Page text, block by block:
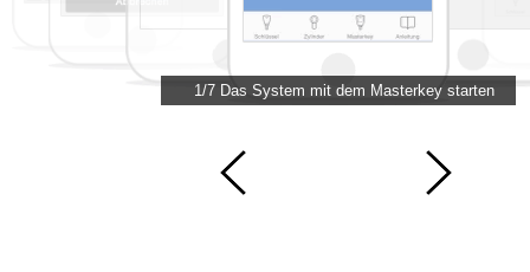
1/7 Das System mit dem Masterkey starten